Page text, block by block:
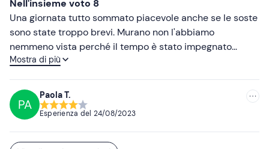
Nell'insieme voto 8
Una giornata tutto sommato piacevole anche se le soste
sono state troppo brevi. Murano non l'abbiamo
nemmeno vista perché il tempo è stato impegnato
dentro ad un negozio dopo aver visto la soffiatura del
giornata di nave, mare, sole e visita e ne è valsa la pena
ugualmente.
Mostra di più
PA
Paola T.
Esperienza del 24/08/2023